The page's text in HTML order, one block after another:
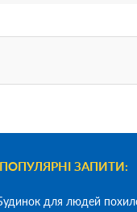
ПОПУЛЯРНІ ЗАПИТИ:
для людей